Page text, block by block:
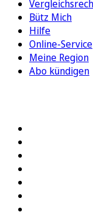
Bütz Mich
Hilfe
Online-Service
Meine Region
Abo kündigen